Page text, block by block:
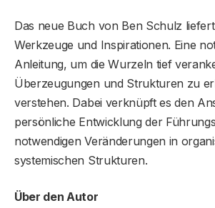
Das neue Buch von Ben Schulz
Werkzeuge und Inspirationen. Eine
Anleitung, um die Wurzeln tief
Überzeugungen und Strukturen zu
verstehen. Dabei verknüpft es den
persönliche Entwicklung der
notwendigen Veränderungen in
systemischen Strukturen.
Über den Autor